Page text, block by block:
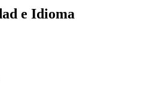
e Idioma